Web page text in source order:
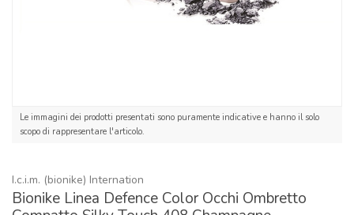
Le immagini dei prodotti presentati sono puramente indicative e hanno il solo
scopo di rappresentare l'articolo.
I.c.i.m. (bionike) Internation
Bionike Linea Defence Color Occhi Ombretto